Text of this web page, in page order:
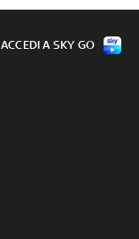
ACCEDI A SKY GO